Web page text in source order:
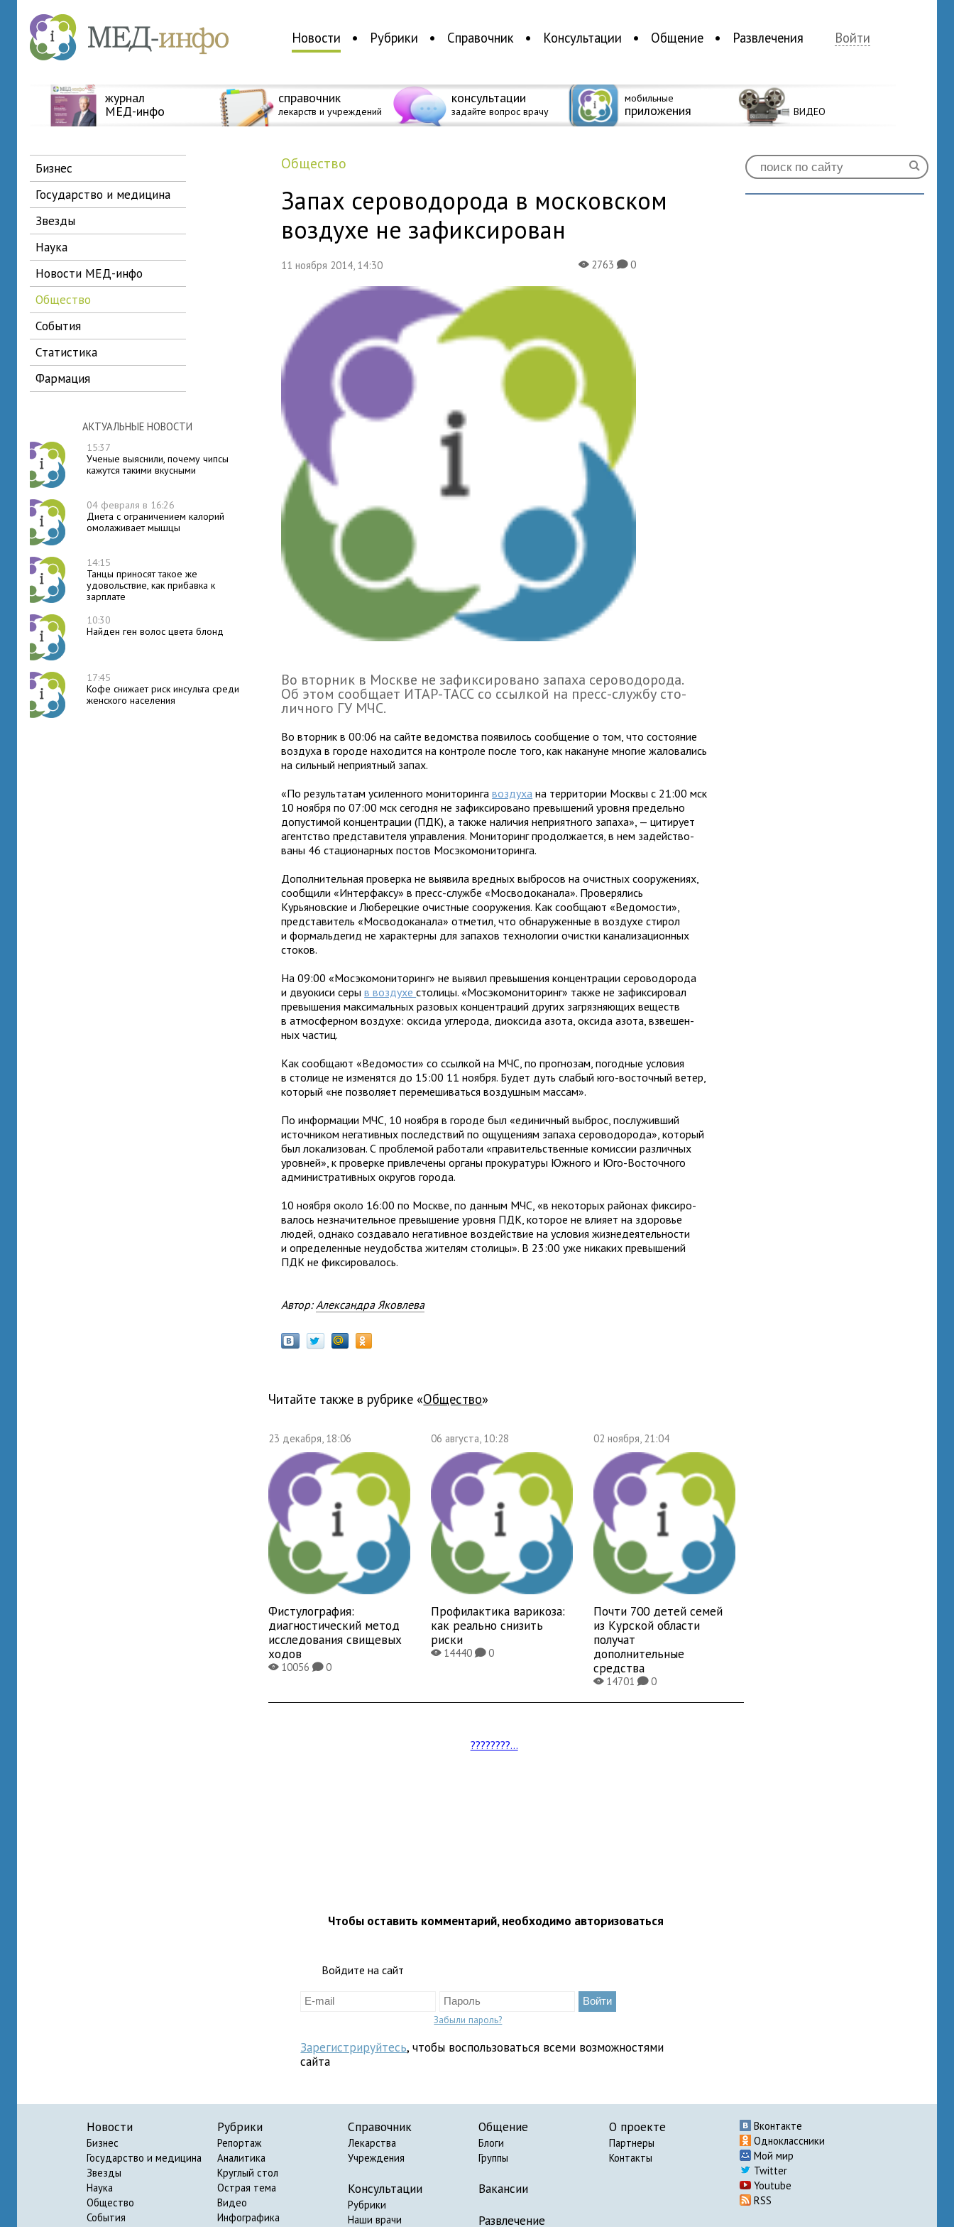
Новости Рубрики Справочник Консультации Общение Развлечения Войти
журнал
МЕД-инфо
справочник
лекарств и учреждений
консультации
задайте вопрос врачу
мобильные
приложения ВИДЕО
бизнес
государство и медицина
звезды
наука
новости МЕД-инфо
общество
события
статистика
фармация
АКТУАЛЬНЫЕ НОВОСТИ
15:37
Ученые выяснили, почему чипсы
кажутся такими вкусными
04 февраля в 16:26
Диета с ограничением калорий
омолаживает мышцы
14:15
Танцы приносят такое же
удовольствие, как прибавка к
зарплате
10:30
Найден ген волос цвета блонд
17:45
Кофе снижает риск инсульта среди
женского населения
общество
Запах сероводорода в московском
воздухе не зафиксирован
11 ноября 2014, 14:30 X2763K0
Во втор­ник в Москве не зафиксировано запаха сероводорода.
Об этом сооб­щает ИТАР-ТАСС со ссыл­кой на пресс-службу сто­
лич­ного ГУ МЧС.
Во вторник в 00:06 на сайте ведом­ства появи­лось сооб­ще­ние о том, что состо­я­ние
воз­духа в городе нахо­дится на кон­троле после того, как нака­нуне мно­гие жало­ва­лись
на силь­ный непри­ят­ный запах.
«По резуль­та­там уси­лен­ного мони­то­рингавоз­духа на тер­ри­то­рии Москвы с 21:00 мск
10 ноября по 07:00 мск сего­дня не зафик­си­ро­вано пре­вы­ше­ний уровня пре­дельно
допу­сти­мой кон­цен­тра­ции (ПДК), а также нали­чия непри­ят­ного запаха», — цити­рует
агент­ство пред­ста­ви­теля управ­ле­ния. Мониторинг про­дол­жа­ется, в нем задей­ство­
ваны 46 ста­ци­о­нар­ных постов Мосэкомони­торинга.
Дополнитель­ная про­верка не выявила вред­ных выбро­сов на очист­ных соору­же­ниях,
сооб­щили «Интерфаксу» в пресс-службе «Мосводоканала». Проверялись
Курьяновские и Люберецкие очист­ные соору­же­ния. Как сооб­щают «Ведомости»,
пред­ста­ви­тель «Мосводоканала» отме­тил, что обна­ру­жен­ные в воз­духе сти­рол
и фор­маль­де­гид не харак­терны для запа­хов тех­но­ло­гии очистки кана­ли­за­ци­он­ных
стоков.
На 09:00 «Мосэкомони­то­ринг» не выявил пре­вы­ше­ния кон­цен­тра­ции серо­во­до­рода
и дву­окиси серыв воз­духесто­лицы. «Мосэкомони­то­ринг» также не зафик­си­ро­вал
пре­вы­ше­ния мак­си­маль­ных разо­вых кон­цен­тра­ций дру­гих загряз­ня­ю­щих веществ
в атмо­сфер­ном воз­духе: оксида угле­рода, диок­сида азота, оксида азота, взве­шен­
ных частиц.
Как сооб­щают «Ведомости» со ссыл­кой на МЧС, по про­гно­зам, погод­ные усло­вия
в сто­лице не изме­нятся до 15:00 11 ноября. Будет дуть сла­бый юго-восточ­ный ветер,
кото­рый «не поз­во­ляет пере­ме­ши­ваться воз­душ­ным массам».
По инфор­ма­ции МЧС, 10 ноября в городе был «еди­нич­ный выброс, послу­жив­ший
источ­ни­ком нега­тив­ных послед­ствий по ощу­ще­ниям запаха серо­во­до­рода», кото­рый
был лока­ли­зо­ван. С про­бле­мой рабо­тали «пра­ви­тель­ствен­ные комис­сии раз­лич­ных
уров­ней», к про­верке при­вле­чены органы про­ку­ра­туры Южного и Юго-Восточного
адми­ни­стра­тив­ных окру­гов города.
10 ноября около 16:00 по Москве, по дан­ным МЧС, «в неко­то­рых рай­о­нах фик­си­ро­
ва­лось незна­чи­тель­ное пре­вы­ше­ние уровня ПДК, кото­рое не вли­яет на здо­ро­вье
людей, однако созда­вало нега­тив­ное воз­дей­ствие на усло­вия жиз­не­де­я­тель­но­сти
и опре­де­лен­ные неудоб­ства жите­лям сто­лицы». В 23:00 уже ника­ких пре­вы­ше­ний
ПДК не фик­си­ро­валось.
Автор:Александра Яковлева
Читайте также в рубрике « общество»
23 декабря, 18:06
Фистулография:
диагностический метод
исследования свищевых
ходов
X10056K0
06 августа, 10:28
Профилактика варикоза:
как реально снизить
риски
X14440K0
02 ноября, 21:04
Почти 700 детей семей
из Курской области
получат
дополнительные
средства
X14701K0
????????...
Чтобы оставить комментарий, необходимо авторизоваться
Войдите на сайт
Забыли пароль?
Зарегистрируйтесь, чтобы воспользоваться всеми возможностями
сайта
Новости
Бизнес
Государство и медицина
Звезды
Наука
Общество
События
Рубрики
Репортаж
Аналитика
Круглый стол
Острая тема
Видео
Инфографика
Справочник
Лекарства
Учреждения
Консультации
Рубрики
Наши врачи
Общение
Блоги
Группы
Вакансии
Развлечение
О проекте
Партнеры
Контакты
Вконтакте
Одноклассники
Мой мир
Twitter
Youtube
RSS